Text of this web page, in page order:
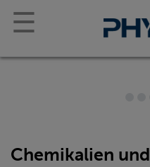
☰
Chemikalien und